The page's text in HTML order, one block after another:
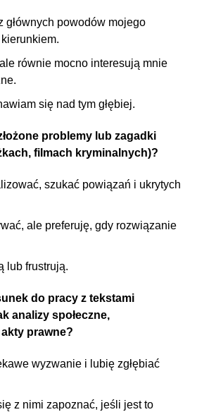
głównych powodów mojego
równie mocno interesują mnie
się nad tym głębiej.
problemy lub zagadki
filmach kryminalnych)?
szukać powiązań i ukrytych
ale preferuję, gdy rozwiązanie
lub frustrują.
do pracy z tekstami
analizy społeczne,
prawne?
wyzwanie i lubię zgłębiać
z nimi zapoznać, jeśli jest to